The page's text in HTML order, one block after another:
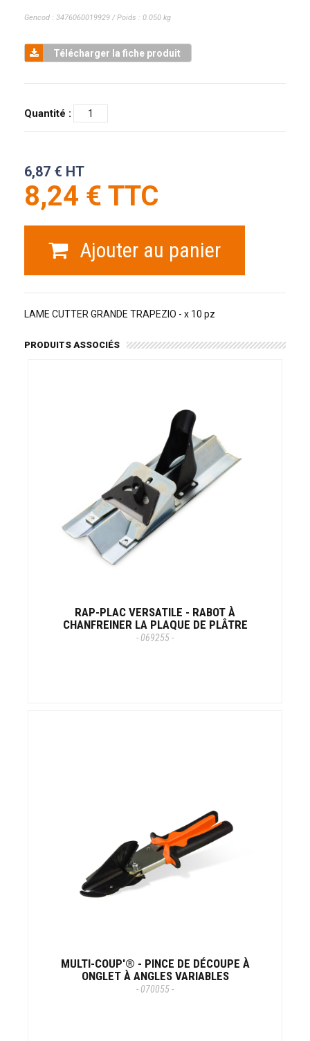
Gencod : 3476060019929 / Poids : 0.050 kg
Télécharger la fiche produit
Quantité :
6,87 € HT
8,24 € TTC
Ajouter au panier
LAME CUTTER GRANDE TRAPEZIO - x 10 pz
PRODUITS ASSOCIÉS
RAP-PLAC VERSATILE - RABOT À
CHANFREINER LA PLAQUE DE PLÂTRE
- 069255 -
MULTI-COUP'® - PINCE DE DÉCOUPE À
ONGLET À ANGLES VARIABLES
- 070055 -